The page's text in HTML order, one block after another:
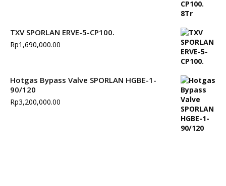
TXV SPORLAN ERVE-5-CP100.
Rp1,690,000.00
Hotgas Bypass Valve SPORLAN HGBE-1-
90/120
Rp3,200,000.00